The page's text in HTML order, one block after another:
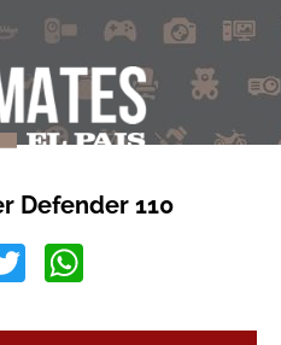
Defender 110
Twitter